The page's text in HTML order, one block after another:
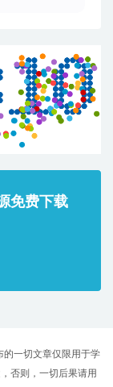
免费下载
一切文章仅限用于学
否则，一切后果请用